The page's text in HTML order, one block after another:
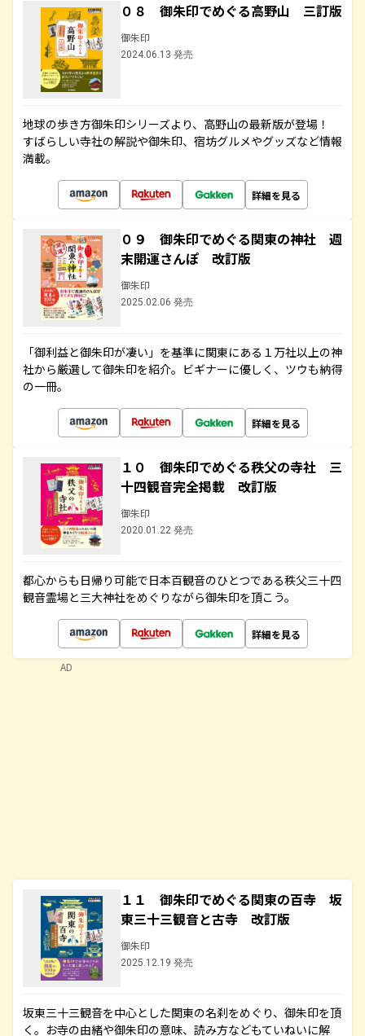
０８ 御朱印でめぐる高野山 三訂版
御朱印
2024.06.13 発売
地球の歩き方御朱印シリーズより、高野山の最新版が登場！
すばらしい寺社の解説や御朱印、宿坊グルメやグッズなど情報
満載。
詳細を見る
０９ 御朱印でめぐる関東の神社 週
末開運さんぽ 改訂版
御朱印
2025.02.06 発売
「御利益と御朱印が凄い」を基準に関東にある１万社以上の神
社から厳選して御朱印を紹介。ビギナーに優しく、ツウも納得
の一冊。
詳細を見る
１０ 御朱印でめぐる秩父の寺社 三
十四観音完全掲載 改訂版
御朱印
2020.01.22 発売
都心からも日帰り可能で日本百観音のひとつである秩父三十四
観音霊場と三大神社をめぐりながら御朱印を頂こう。
詳細を見る
１１ 御朱印でめぐる関東の百寺 坂
東三十三観音と古寺 改訂版
御朱印
2025.12.19 発売
坂東三十三観音を中心とした関東の名刹をめぐり、御朱印を頂
く。お寺の由緒や御朱印の意味、読み方などもていねいに解
AD